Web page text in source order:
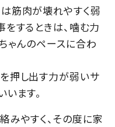
筋肉が壊れやすく弱
するときは、噛む力
ゃんのペースに合わ
押し出す力が弱いサ
ます。
みやすく、その度に家